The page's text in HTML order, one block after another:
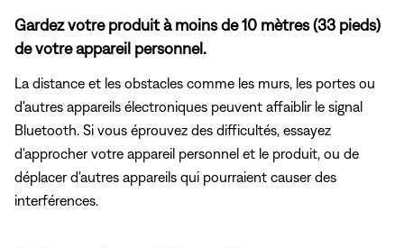
Gardez votre produit à moins de 10 mètres (33 pieds)
de votre appareil personnel.
La distance et les obstacles comme les murs, les portes ou
d'autres appareils électroniques peuvent affaiblir le signal
Bluetooth. Si vous éprouvez des difficultés, essayez
d'approcher votre appareil personnel et le produit, ou de
déplacer d'autres appareils qui pourraient causer des
interférences.